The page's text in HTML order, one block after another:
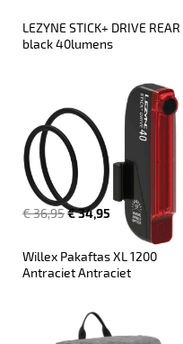
LEZYNE STICK+ DRIVE REAR
black 40lumens
€ 36,95€ 34,95
Willex Pakaftas XL 1200
Antraciet Antraciet